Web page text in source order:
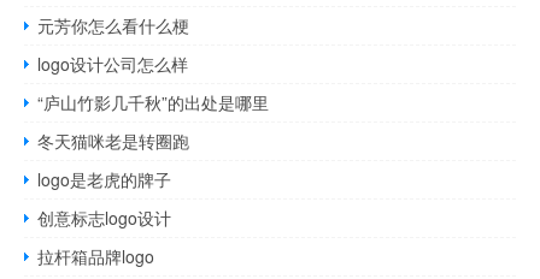
元芳你怎么看什么梗
logo设计公司怎么样
“庐山竹影几千秋”的出处是哪里
冬天猫咪老是转圈跑
logo是老虎的牌子
创意标志logo设计
拉杆箱品牌logo